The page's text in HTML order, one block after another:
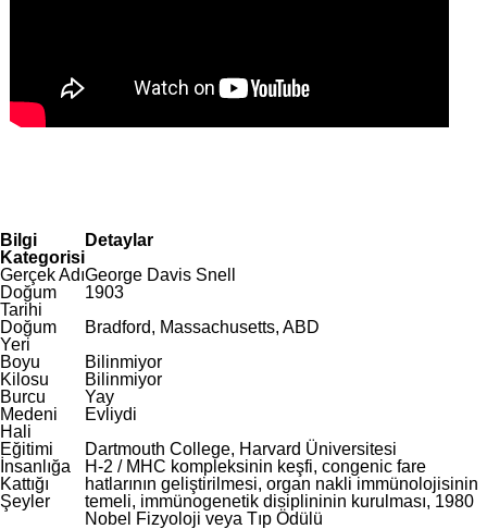
Bilgi
Kategorisi
Detaylar
Gerçek AdıGeorge Davis Snell
Doğum
Tarihi
1903
Doğum
Yeri
Bradford, Massachusetts, ABD
Boyu
Bilinmiyor
Kilosu
Bilinmiyor
Burcu
Yay
Medeni
Hali
Evliydi
Eğitimi
Dartmouth College, Harvard Üniversitesi
İnsanlığa
Kattığı
Şeyler
H-2 / MHC kompleksinin keşfi, congenic fare
hatlarının geliştirilmesi, organ nakli immünolojisinin
temeli, immünogenetik disiplininin kurulması, 1980
Nobel Fizyoloji veya Tıp Ödülü